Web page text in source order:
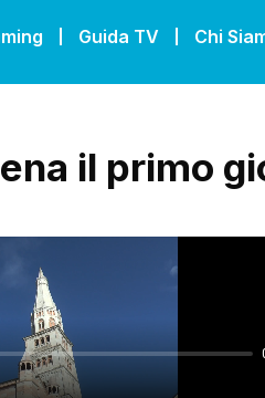
Guida TV Chi
il primo